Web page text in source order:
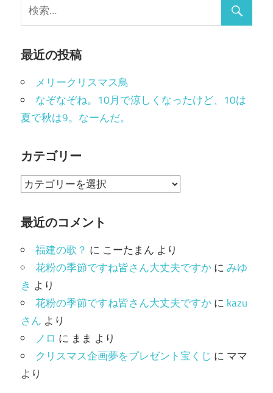
最近の投稿
メリークリスマス鳥
なぞなぞね。10月で涼しくなったけど、10は
夏で秋は9。なーんだ。
カテゴリー
カ
ゴ
ー
最近のコメント
福建の歌？ に こーたまん より
花粉の季節ですね皆さん大丈夫ですかにみゆ
き より
花粉の季節ですね皆さん大丈夫ですかに kazu
さん より
ノロ に まま より
クリスマス企画夢をプレゼント宝くじ に ママ
より